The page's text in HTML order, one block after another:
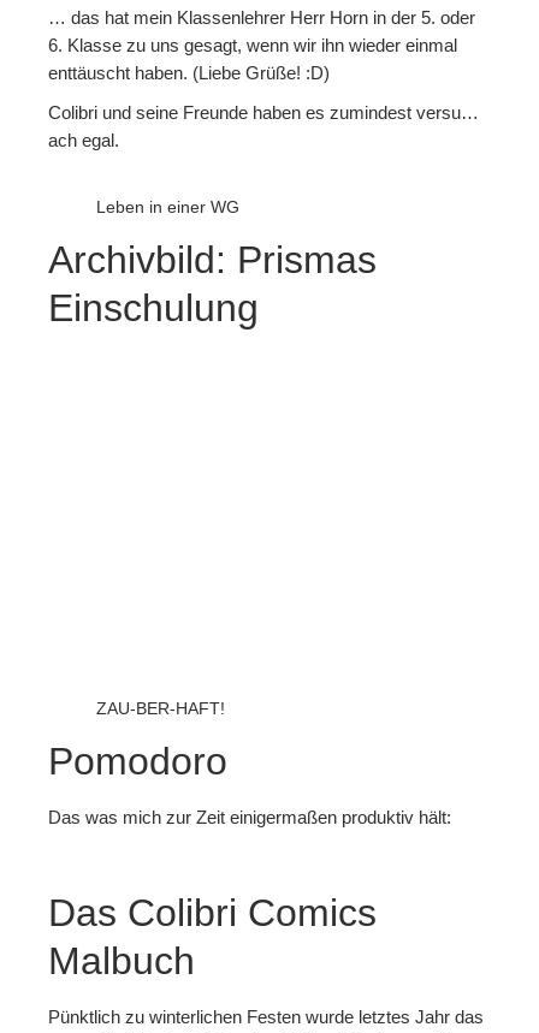
… das hat mein Klassenlehrer Herr Horn in der 5. oder
6. Klasse zu uns gesagt, wenn wir ihn wieder einmal
enttäuscht haben. (Liebe Grüße! :D)
Colibri und seine Freunde haben es zumindest versu…
ach egal.
Leben in einer WG
Archivbild: Prismas
Einschulung
ZAU-BER-HAFT!
Pomodoro
Das was mich zur Zeit einigermaßen produktiv hält:
Das Colibri Comics
Malbuch
Pünktlich zu winterlichen Festen wurde letztes Jahr das